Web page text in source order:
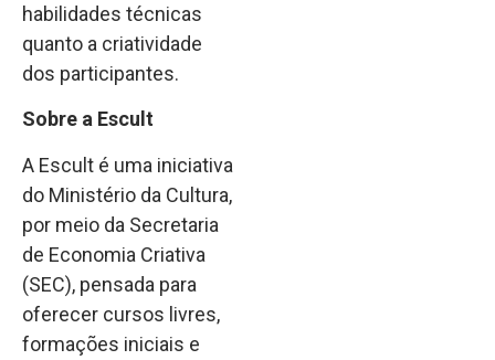
habilidades técnicas
quanto a criatividade
dos participantes.
Sobre a Escult
A Escult é uma iniciativa
do Ministério da Cultura,
por meio da Secretaria
de Economia Criativa
(SEC), pensada para
oferecer cursos livres,
formações iniciais e